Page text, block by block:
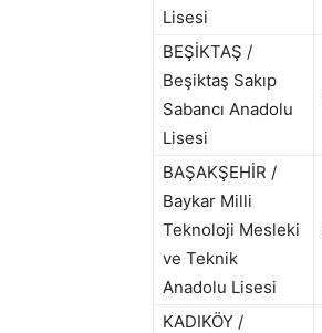
Lisesi
BEŞİKTAŞ /
Beşiktaş Sakıp
Sabancı Anadolu
Lisesi
BAŞAKŞEHİR /
Baykar Milli
Teknoloji Mesleki
ve Teknik
Anadolu Lisesi
KADIKÖY /